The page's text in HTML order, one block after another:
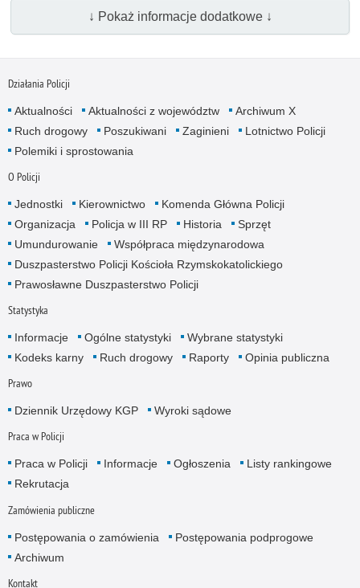
↓ Pokaż informacje dodatkowe ↓
Działania Policji
Aktualności Aktualności z województw
Archiwum X
Ruch drogowy
Poszukiwani Zaginieni
Lotnictwo Policji
Polemiki i sprostowania
O Policji
Jednostki Kierownictwo
Komenda Główna Policji
Organizacja
Policja w III RP Historia
Sprzęt
Umundurowanie
Współpraca międzynarodowa
Duszpasterstwo Policji Kościoła Rzymskokatolickiego
Prawosławne Duszpasterstwo Policji
Statystyka
Informacje Ogólne statystyki
Wybrane statystyki
Kodeks karny
Ruch drogowy Raporty Opinia publiczna
Prawo
Dziennik Urzędowy KGP Wyroki sądowe
Praca w Policji
Praca w Policji Informacje Ogłoszenia
Listy rankingowe
Rekrutacja
Zamówienia publiczne
Postępowania o zamówienia
Postępowania podprogowe
Archiwum
Kontakt